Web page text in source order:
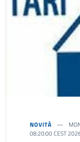
NOVITÀ
08:20:00 CEST